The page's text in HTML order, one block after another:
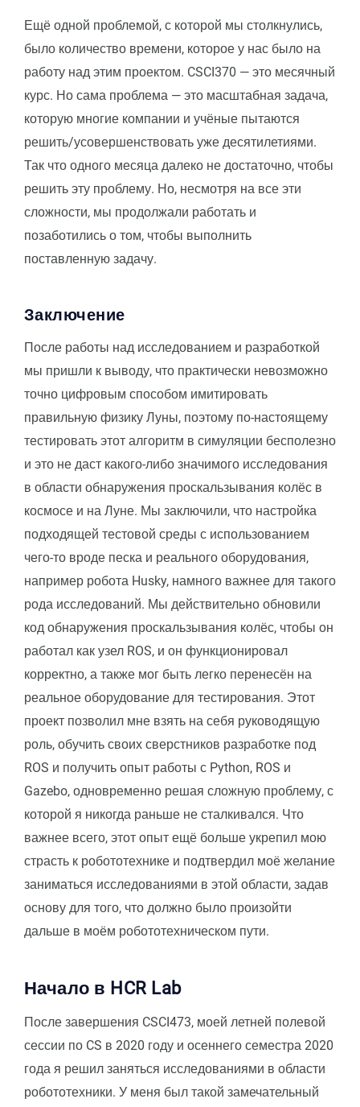
Ещё одной проблемой, с которой мы столкнулись,
было количество времени, которое у нас было на
работу над этим проектом. CSCI370 — это месячный
курс. Но сама проблема — это масштабная задача,
которую многие компании и учёные пытаются
решить/усовершенствовать уже десятилетиями.
Так что одного месяца далеко не достаточно, чтобы
решить эту проблему. Но, несмотря на все эти
сложности, мы продолжали работать и
позаботились о том, чтобы выполнить
поставленную задачу.
Заключение
После работы над исследованием и разработкой
мы пришли к выводу, что практически невозможно
точно цифровым способом имитировать
правильную физику Луны, поэтому по-настоящему
тестировать этот алгоритм в симуляции бесполезно
и это не даст какого-либо значимого исследования
в области обнаружения проскальзывания колёс в
космосе и на Луне. Мы заключили, что настройка
подходящей тестовой среды с использованием
чего-то вроде песка и реального оборудования,
например робота Husky, намного важнее для такого
рода исследований. Мы действительно обновили
код обнаружения проскальзывания колёс, чтобы он
работал как узел ROS, и он функционировал
корректно, а также мог быть легко перенесён на
реальное оборудование для тестирования. Этот
проект позволил мне взять на себя руководящую
роль, обучить своих сверстников разработке под
ROS и получить опыт работы с Python, ROS и
Gazebo, одновременно решая сложную проблему, с
которой я никогда раньше не сталкивался. Что
важнее всего, этот опыт ещё больше укрепил мою
страсть к робототехнике и подтвердил моё желание
заниматься исследованиями в этой области, задав
основу для того, что должно было произойти
дальше в моём робототехническом пути.
Начало в HCR Lab
После завершения CSCI473, моей летней полевой
сессии по CS в 2020 году и осеннего семестра 2020
года я решил заняться исследованиями в области
робототехники. У меня был такой замечательный